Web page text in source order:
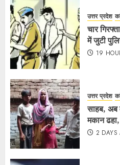
उत्तर प्रदेश
चार
में जुटी
19
उत्तर प्रदेश
साहब, अब
मकान
2 DAYS